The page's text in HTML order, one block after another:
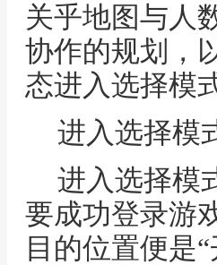
关乎地图与人
协作的规划，
态进入选择模
进入选择模
进入选择模
要成功登录游
目的位置便是